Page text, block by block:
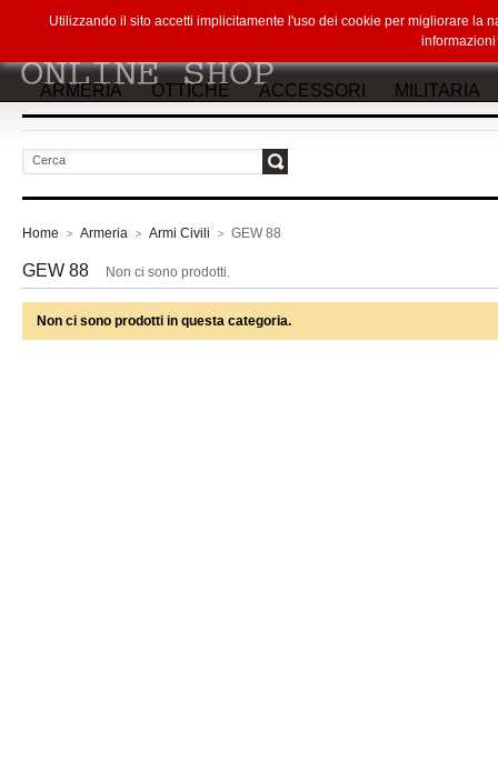
ARMERIA OTTICHE ACCESSORI MILITARIA
Home > Armeria > Armi Civili > GEW 88
GEW 88 Non ci sono prodotti.
Non ci sono prodotti in questa categoria.
Utilizzando il sito accetti implicitamente l'uso dei cookie per migliorare la
informazioni